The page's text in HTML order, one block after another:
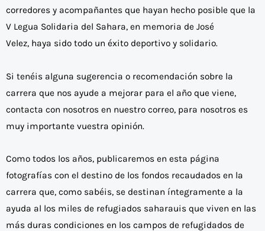
corredores y acompañantes que hayan hecho posible que la
V Legua Solidaria del Sahara, en memoria de José
Velez, haya sido todo un éxito deportivo y solidario.
Si tenéis alguna sugerencia o recomendación sobre la
carrera que nos ayude a mejorar para el año que viene,
contacta con nosotros en nuestro correo, para nosotros es
muy importante vuestra opinión.
Como todos los años, publicaremos en esta página
fotografías con el destino de los fondos recaudados en la
carrera que, como sabéis, se destinan íntegramente a la
ayuda al los miles de refugiados saharauis que viven en las
más duras condiciones en los campos de refugidados de